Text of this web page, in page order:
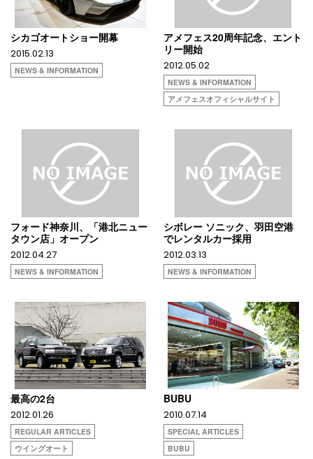
シカゴオートショー開幕
2015.02.13
NEWS & INFORMATION
アメフェス20周年記念、エント
リー開始
2012.05.02
NEWS & INFORMATION
アメフェスオフィシャルサイト
フォード神奈川、「港北ニュー
タウン店」オープン
2012.04.27
NEWS & INFORMATION
シボレー ソニック、羽田空港
でレンタルカー採用
2012.03.13
NEWS & INFORMATION
最高の2台
2012.01.26
REGULAR ARTICLES
ウイングオート
BUBU
2010.07.14
SPECIAL ARTICLES
BUBU